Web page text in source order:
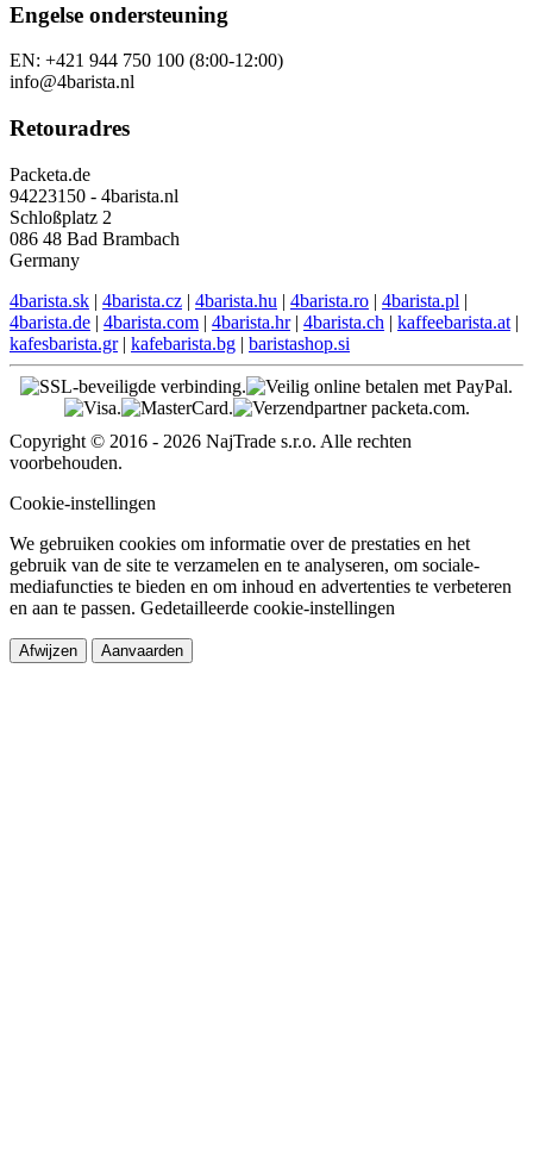
Engelse ondersteuning
EN: +421 944 750 100 (8:00-12:00)
info@4barista.nl
Retouradres
Packeta.de
94223150 - 4barista.nl
Schloßplatz 2
086 48 Bad Brambach
Germany
4barista.sk | 4barista.cz | 4barista.hu | 4barista.ro | 4barista.pl |
4barista.de | 4barista.com | 4barista.hr| 4barista.ch | kaffeebarista.at |
kafesbarista.gr| kafebarista.bg | baristashop.si
Copyright © 2016 - 2026 NajTrade s.r.o. Alle rechten
voorbehouden.
Cookie-instellingen
We gebruiken cookies om informatie over de prestaties en het
gebruik van de site te verzamelen en te analyseren, om sociale-
mediafuncties te bieden en om inhoud en advertenties te verbeteren
en aan te passen. Gedetailleerde cookie-instellingen
Afwijzen Aanvaarden